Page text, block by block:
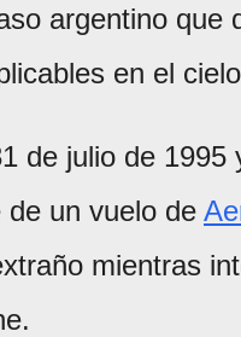
argentino
en el
de julio de
de un vuelo de
mientras